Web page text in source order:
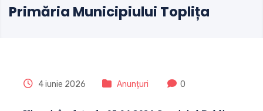
Primăria Municipiului Toplița
4 iunie 2026 Anunțuri 0